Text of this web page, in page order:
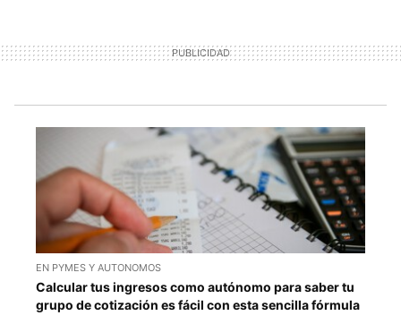
EN PYMES Y AUTONOMOS
Calcular tus ingresos como autónomo para saber tu
grupo de cotización es fácil con esta sencilla fórmula